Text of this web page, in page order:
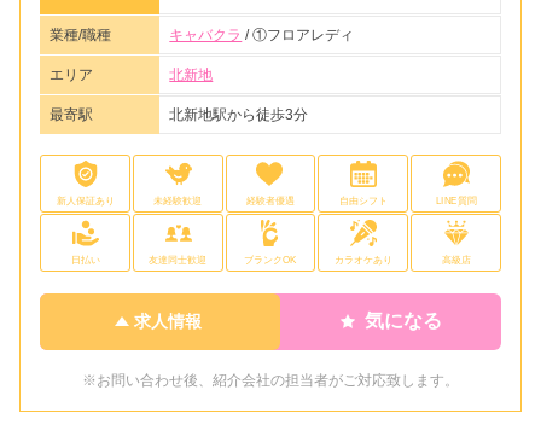
業種/職種 キャバクラ / ①フロアレディ
エリア 北新地
最寄駅 北新地駅から徒歩3分
新人保証あり 未経験歓迎 経験者優遇 自由シフト LINE質問
日払い 友達同士歓迎 ブランクOK カラオケあり 高級店
求人情報 気になる
※お問い合わせ後、紹介会社の担当者がご対応致します。